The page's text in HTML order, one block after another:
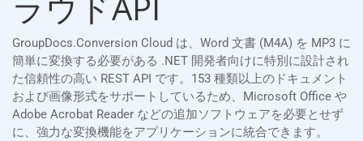
GroupDocs.Conversion Cloud は、Word 文書 (M4A) を MP3 に
簡単に変換する必要がある .NET 開発者向けに特別に設計され
た信頼性の高い REST API です。153 種類以上のドキュメント
および画像形式をサポートしているため、Microsoft Office や
Adobe Acrobat Reader などの追加ソフトウェアを必要とせず
に、強力な変換機能をアプリケーションに統合できます。